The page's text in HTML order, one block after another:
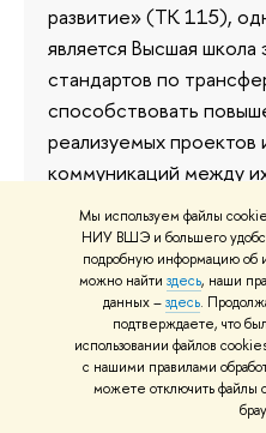
Мы используем файлы
НИУ ВШЭ и большего
подробную информацию об
можно найти здесь, наши
данных –здесь.
подтверждаете, что
использовании файлов
с нашими правилами
можете отключить файлы
развитие» (ТК 115),
является Высшая
стандартов по
способствовать
реализуемых проектов
коммуникаций между
Создание
Вышка
поддержки